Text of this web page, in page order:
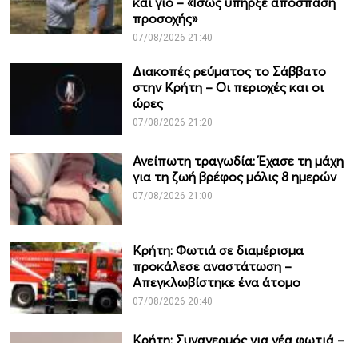
προσοχής»
07/08/2026 21:40
Διακοπές ρεύματος το Σάββατο
στην Κρήτη – Οι περιοχές και οι
ώρες
07/08/2026 21:20
Ανείπωτη τραγωδία: Έχασε τη μάχη
για τη ζωή βρέφος μόλις 8 ημερών
07/08/2026 21:00
Κρήτη: Φωτιά σε διαμέρισμα
προκάλεσε αναστάτωση –
Απεγκλωβίστηκε ένα άτομο
07/08/2026 20:40